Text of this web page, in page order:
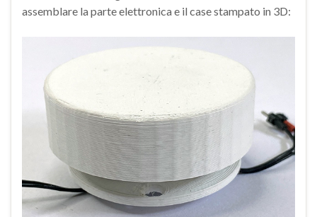
assemblare la parte elettronica e il case stampato in 3D: